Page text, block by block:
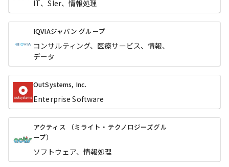
IT、SIer、情報処理
IQVIAジャパン グループ
コンサルティング、医療サービス、情報、
データ
OutSystems, Inc.
Enterprise Software
アクティス （ミライト・テクノロジーズグル
ープ）
ソフトウェア、情報処理